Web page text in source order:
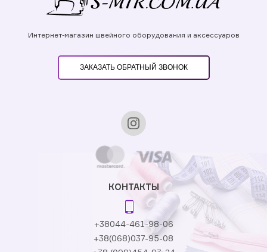
Интернет-магазин швейного оборудования и аксессуаров
ЗАКАЗАТЬ ОБРАТНЫЙ ЗВОНОК
КОНТАКТЫ
+38044-461-98-06
+38(068)037-95-08